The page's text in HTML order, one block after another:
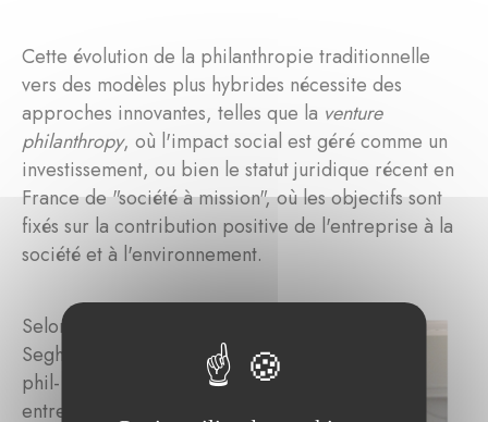
Cette évolution de la philanthropie traditionnelle
vers des modèles plus hybrides nécessite des
approches innovantes, telles que la venture
philanthropy, où l'impact social est géré comme un
investissement, ou bien le statut juridique récent en
France de "société à mission", où les objectifs sont
fixés sur la contribution positive de l'entreprise à la
société et à l'environnement.
Selon Mme
Seghers, les
phil-
entrepreneurs